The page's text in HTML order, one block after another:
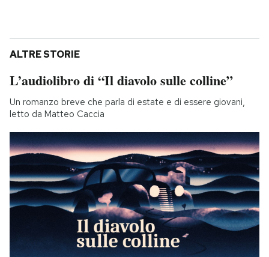
ALTRE STORIE
L’audiolibro di “Il diavolo sulle colline”
Un romanzo breve che parla di estate e di essere giovani,
letto da Matteo Caccia